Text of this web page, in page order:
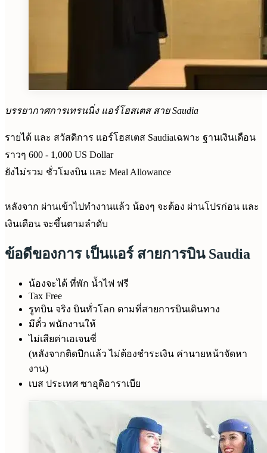
บรรยากาศการเทรนนิ่ง แอร์โฮสเตส สาย Saudia
รายได้ และ สวัสดิการ แอร์โฮสเตส Saudiaเฉพาะ ฐานเงินเดือน
ราวๆ 600 - 1,000 US Dollar
ยังไม่รวม ชั่วโมงบิน และ Meal Allowance
หลังจาก ผ่านเข้าไปทำงานแล้ว น้องๆ จะต้อง ผ่านโปรก่อน และ
เงินเดือน จะขึ้นตามลำดับ
ข้อดีของการ เป็นแอร์ สายการบิน Saudia
น้องจะได้ ที่พัก น้ำไฟ ฟรี
Tax Free
รูทบิน จริง บินทั่วโลก ตามที่สายการบินเดินทาง
มีตั๋ว พนักงานให้
ไม่เสียค่าเอเจนซี่
(หลังจากติดปีกแล้ว ไม่ต้องชำระเงิน ค่านายหน้าจัดหา
งาน)
เบส ประเทศ ซาอุดิอาราเบีย